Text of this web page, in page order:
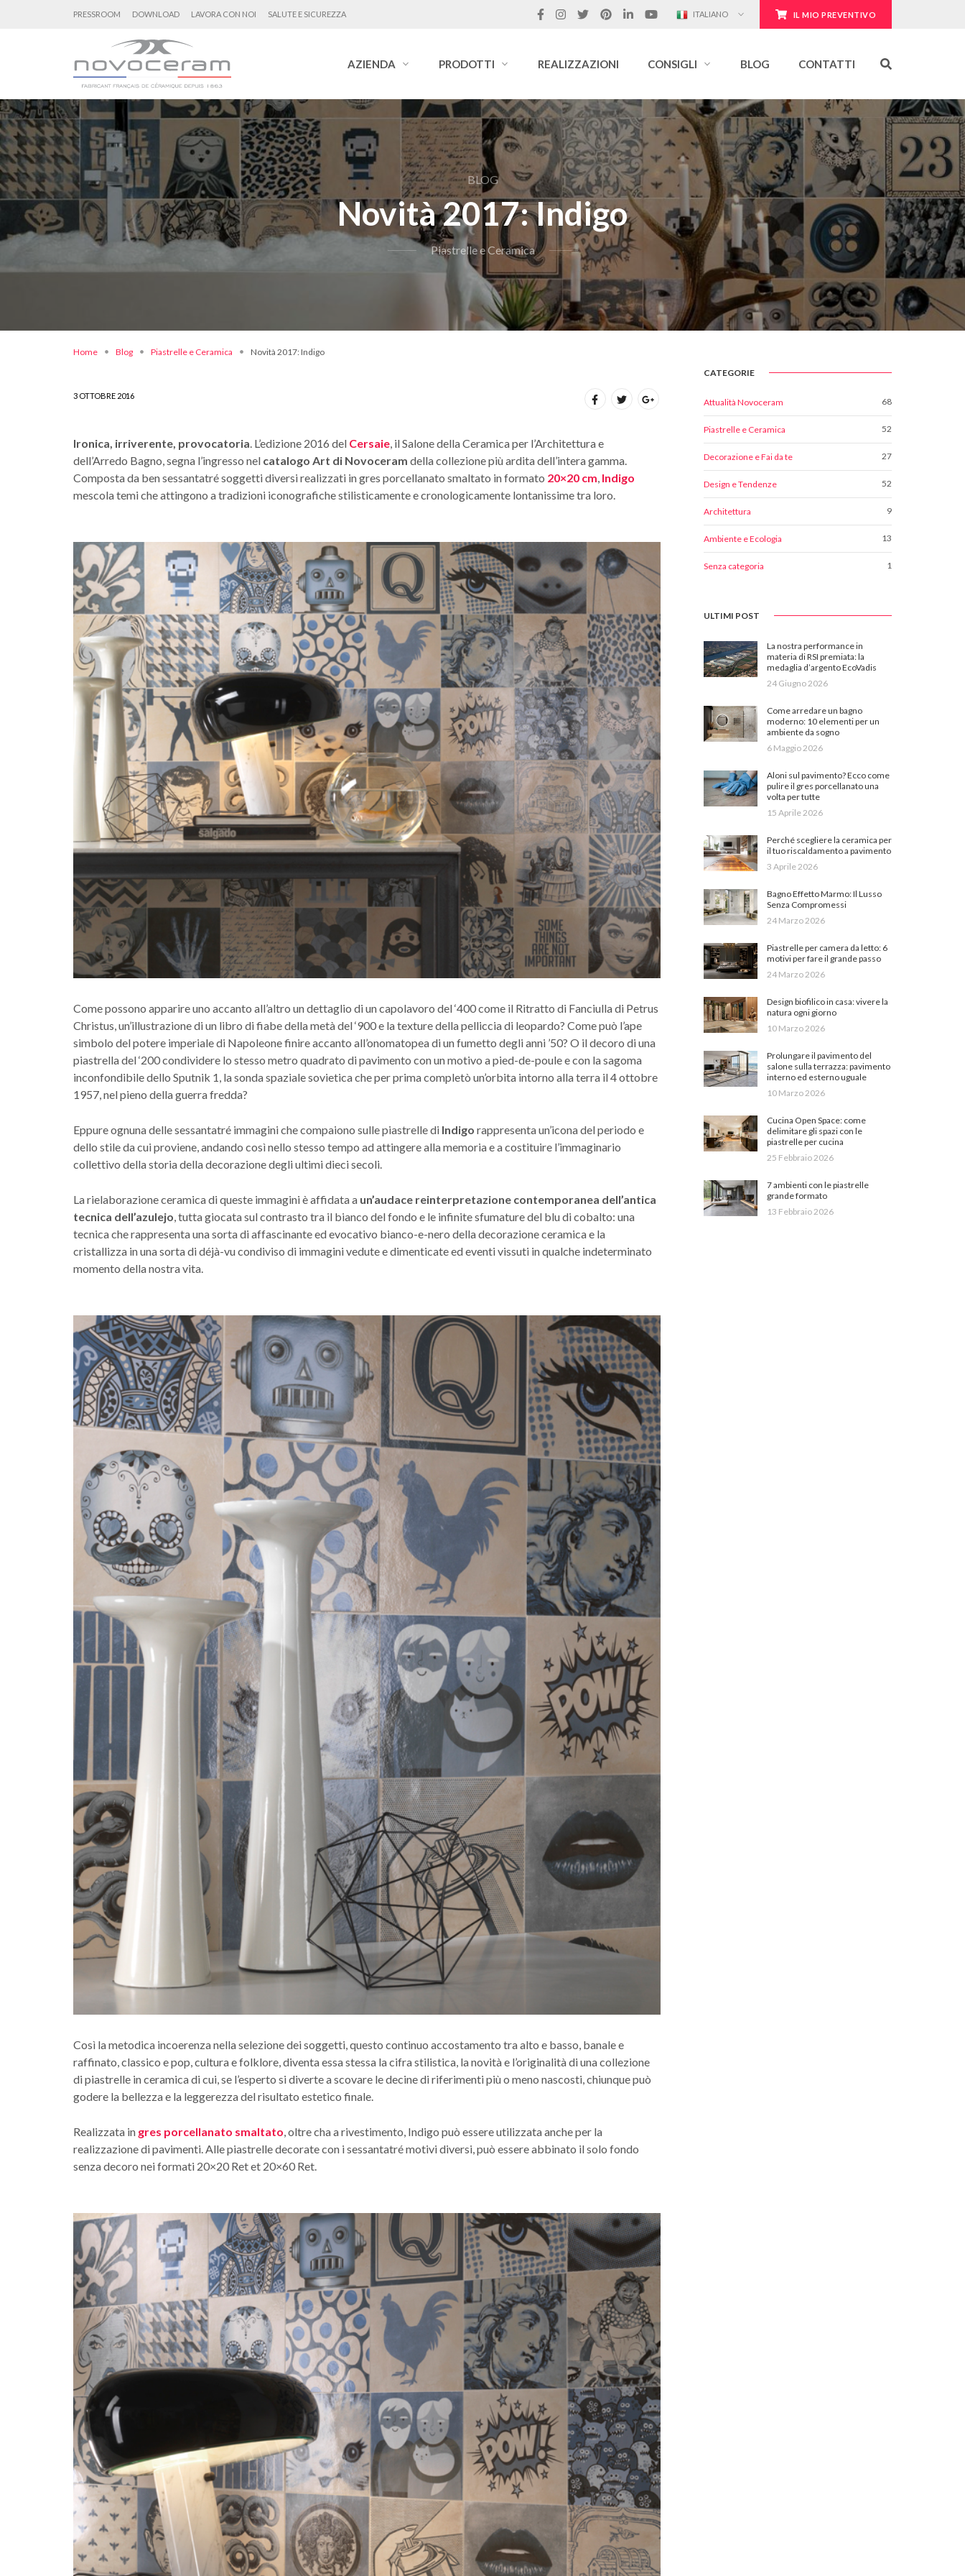
PRESSROOM DOWNLOAD LAVORA CON NOI SALUTE E SICUREZZA ITALIANO IL MIO PREVENTIVO
AZIENDA PRODOTTI REALIZZAZIONI CONSIGLI BLOG CONTATTI
BLOG
Novità 2017: Indigo
Piastrelle e Ceramica
Home Blog Piastrelle e Ceramica Novità 2017: Indigo
3 OTTOBRE 2016
Ironica, irriverente, provocatoria. L’edizione 2016 del Cersaie, il Salone della Ceramica per l’Architettura e
dell’Arredo Bagno, segna l’ingresso nel catalogo Art di Novoceram della collezione più ardita dell’intera gamma.
Composta da ben sessantatré soggetti diversi realizzati in gres porcellanato smaltato in formato 20×20 cm, Indigo
mescola temi che attingono a tradizioni iconografiche stilisticamente e cronologicamente lontanissime tra loro.
Come possono apparire uno accanto all’altro un dettaglio di un capolavoro del ‘400 come il Ritratto di Fanciulla di Petrus
Christus, un’illustrazione di un libro di fiabe della metà del ‘900 e la texture della pelliccia di leopardo? Come può l’ape
simbolo del potere imperiale di Napoleone finire accanto all’onomatopea di un fumetto degli anni ’50? O il decoro di una
piastrella del ‘200 condividere lo stesso metro quadrato di pavimento con un motivo a pied-de-poule e con la sagoma
inconfondibile dello Sputnik 1, la sonda spaziale sovietica che per prima completò un’orbita intorno alla terra il 4 ottobre
1957, nel pieno della guerra fredda?
Eppure ognuna delle sessantatré immagini che compaiono sulle piastrelle di Indigo rappresenta un’icona del periodo e
dello stile da cui proviene, andando così nello stesso tempo ad attingere alla memoria e a costituire l’immaginario
collettivo della storia della decorazione degli ultimi dieci secoli.
La rielaborazione ceramica di queste immagini è affidata a un’audace reinterpretazione contemporanea dell’antica
tecnica dell’azulejo, tutta giocata sul contrasto tra il bianco del fondo e le infinite sfumature del blu di cobalto: una
tecnica che rappresenta una sorta di affascinante ed evocativo bianco-e-nero della decorazione ceramica e la
cristallizza in una sorta di déjà-vu condiviso di immagini vedute e dimenticate ed eventi vissuti in qualche indeterminato
momento della nostra vita.
Così la metodica incoerenza nella selezione dei soggetti, questo continuo accostamento tra alto e basso, banale e
raffinato, classico e pop, cultura e folklore, diventa essa stessa la cifra stilistica, la novità e l’originalità di una collezione
di piastrelle in ceramica di cui, se l’esperto si diverte a scovare le decine di riferimenti più o meno nascosti, chiunque può
godere la bellezza e la leggerezza del risultato estetico finale.
Realizzata in gres porcellanato smaltato , oltre cha a rivestimento, Indigo può essere utilizzata anche per la
realizzazione di pavimenti. Alle piastrelle decorate con i sessantatré motivi diversi, può essere abbinato il solo fondo
senza decoro nei formati 20×20 Ret et 20×60 Ret.
CATEGORIE
Attualità Novoceram 68
Piastrelle e Ceramica 52
Decorazione e Fai da te 27
Design e Tendenze 52
Architettura 9
Ambiente e Ecologia 13
Senza categoria 1
ULTIMI POST
La nostra performance in
materia di RSI premiata: la
medaglia d’argento EcoVadis
24 Giugno 2026
Come arredare un bagno
moderno: 10 elementi per un
ambiente da sogno
6 Maggio 2026
Aloni sul pavimento? Ecco come
pulire il gres porcellanato una
volta per tutte
15 Aprile 2026
Perché scegliere la ceramica per
il tuo riscaldamento a pavimento
3 Aprile 2026
Bagno Effetto Marmo: Il Lusso
Senza Compromessi
24 Marzo 2026
Piastrelle per camera da letto: 6
motivi per fare il grande passo
24 Marzo 2026
Design biofilico in casa: vivere la
natura ogni giorno
10 Marzo 2026
Prolungare il pavimento del
salone sulla terrazza: pavimento
interno ed esterno uguale
10 Marzo 2026
Cucina Open Space: come
delimitare gli spazi con le
piastrelle per cucina
25 Febbraio 2026
7 ambienti con le piastrelle
grande formato
13 Febbraio 2026